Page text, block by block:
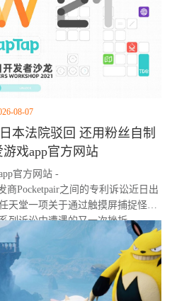
08-07
本法院驳回 还用粉丝自制
戏app官方网站
官方网站 -
商Pocketpair之间的专利诉讼近日出
天堂一项关于通过触摸屏捕捉怪物
列诉讼中遭遇的又一次挫折。